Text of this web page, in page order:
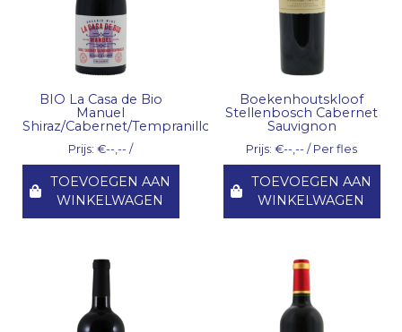
BIO La Casa de Bio
Manuel
Shiraz/Cabernet/Tempranillo
Prijs: €--,-- /
TOEVOEGEN AAN
WINKELWAGEN
Boekenhoutskloof
Stellenbosch Cabernet
Sauvignon
Prijs: €--,-- / Per fles
TOEVOEGEN AAN
WINKELWAGEN